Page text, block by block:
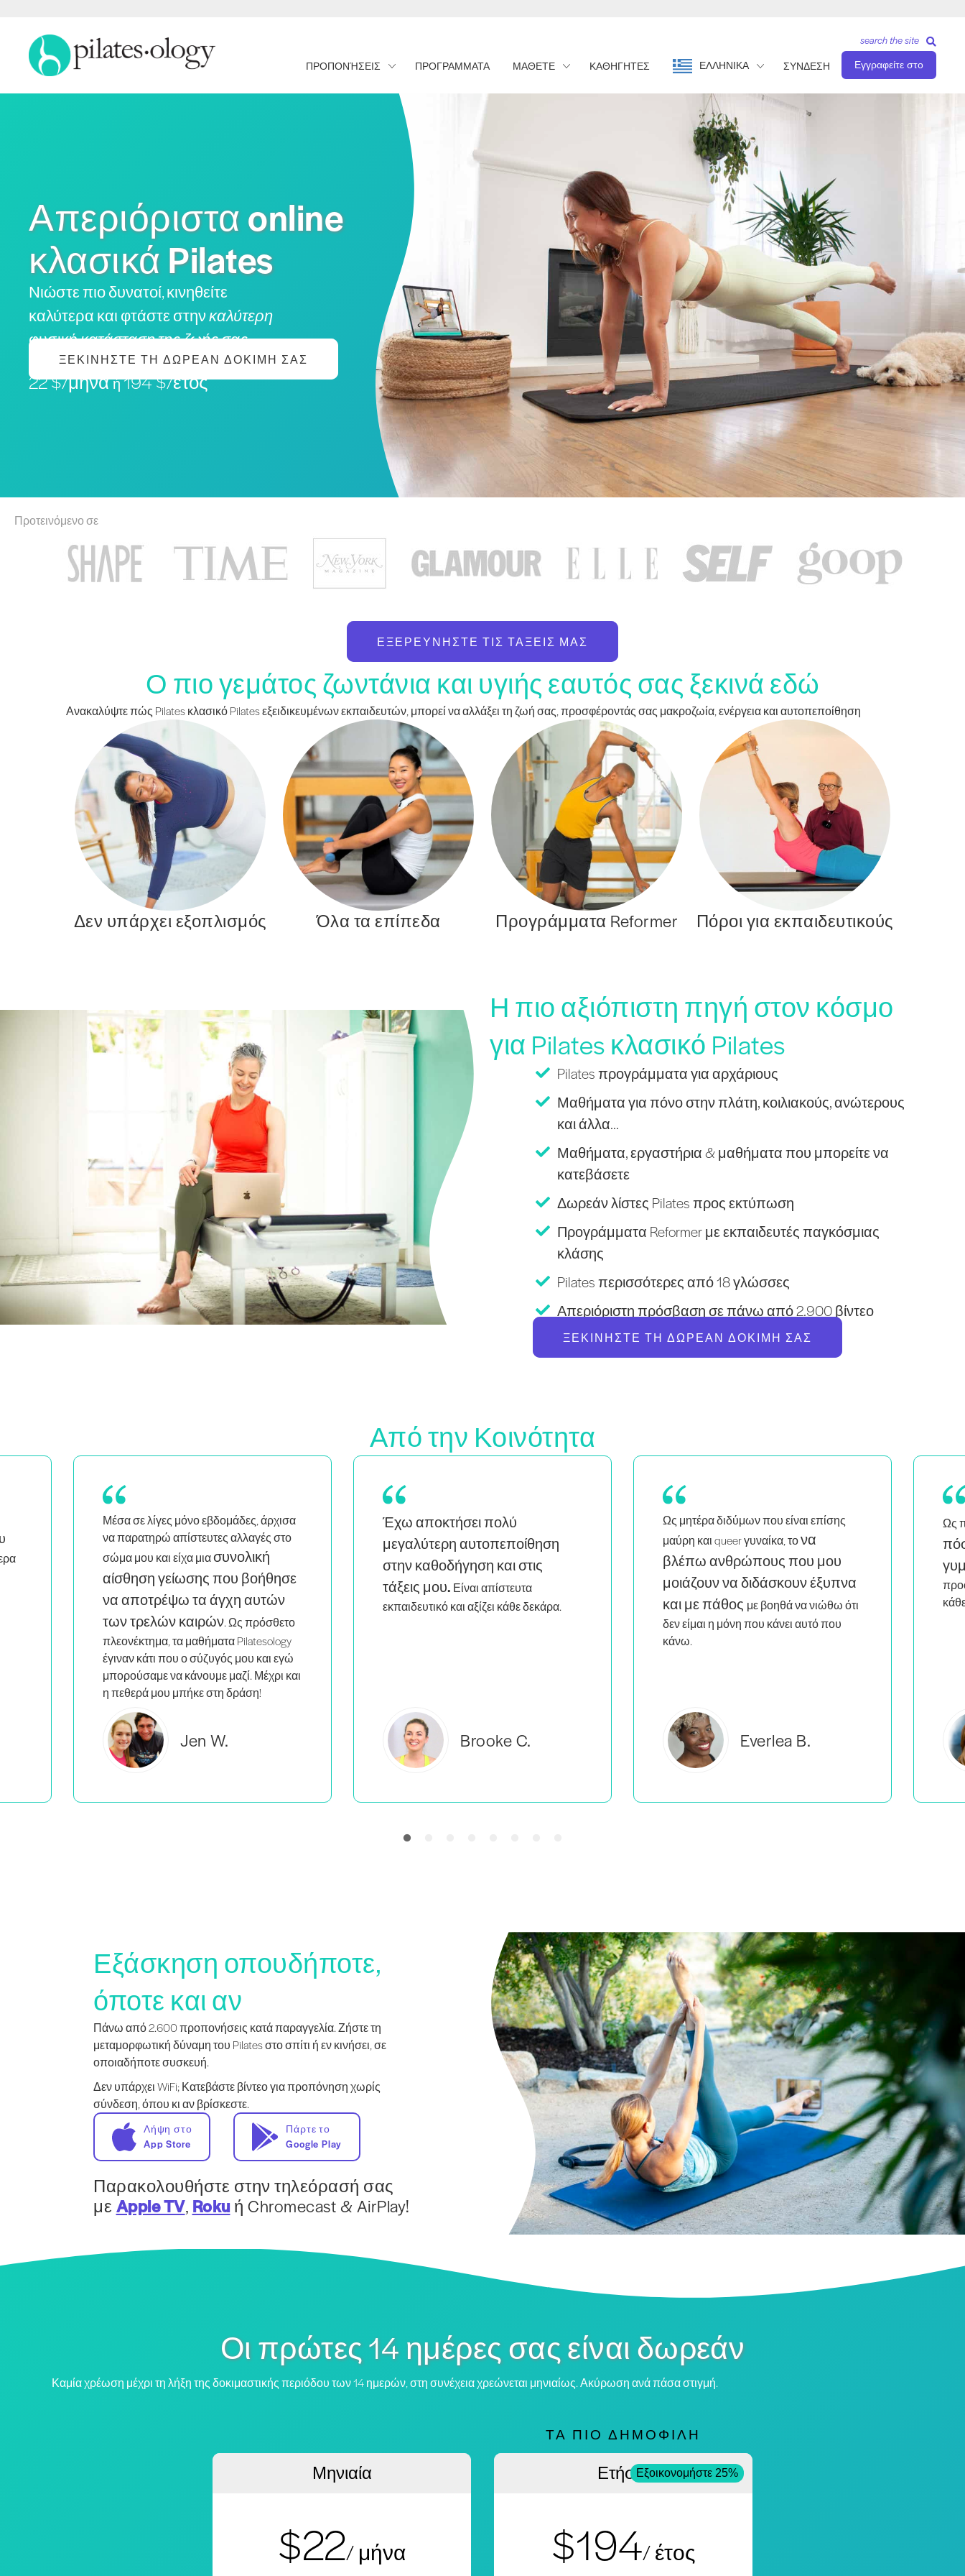
ΠΡΟΠΟΝΉΣΕΙΣ ΠΡΟΓΡΑΜΜΑΤΑ ΜΑΘΕΤΕ ΚΑΘΗΓΗΤΕΣ ΕΛΛΗΝΙΚΆ ΣΥΝΔΕΣΗ Εγγραφείτε στο
search the site
Απεριόριστα online
κλασικά Pilates
Νιώστε πιο δυνατοί, κινηθείτε
καλύτερα και φτάστε στηνκαλύτερη
φυσικήκατάσταση της ζωής σας
ΞΕΚΙΝΉΣΤΕ ΤΗ ΔΩΡΕΆΝ ΔΟΚΙΜΉ ΣΑΣ
22 $/μήναή194 $/έτος
Προτεινόμενο σε
ΕΞΕΡΕΥΝΉΣΤΕ ΤΙΣ ΤΆΞΕΙΣ ΜΑΣ
Ο πιο γεμάτος ζωντάνια και υγιής εαυτός σας ξεκινά εδώ
Ανακαλύψτε πώς Pilates κλασικό Pilates εξειδικευμένων εκπαιδευτών, μπορεί να αλλάξει τη ζωή σας, προσφέροντάς σας μακροζωία, ενέργεια και αυτοπεποίθηση
Δεν υπάρχει εξοπλισμός Όλα τα επίπεδα Προγράμματα Reformer Πόροι για εκπαιδευτικούς
Η πιο αξιόπιστη πηγή στον κόσμο
για Pilates κλασικό Pilates
Pilates προγράμματα για αρχάριους
Μαθήματα για πόνο στην πλάτη, κοιλιακούς, ανώτερους
και άλλα...
Μαθήματα, εργαστήρια & μαθήματα που μπορείτε να
κατεβάσετε
Δωρεάν λίστες Pilates προς εκτύπωση
Προγράμματα Reformer με εκπαιδευτές παγκόσμιας
κλάσης
Pilates περισσότερες από 18 γλώσσες
Απεριόριστη πρόσβαση σε πάνω από 2.900 βίντεο
ΞΕΚΙΝΉΣΤΕ ΤΗ ΔΩΡΕΆΝ ΔΟΚΙΜΉ ΣΑΣ
Από την Κοινότητα
Έχω αποκτήσει πολύ
μεγαλύτερη αυτοπεποίθηση
στην καθοδήγηση και στις
τάξεις μου.Είναι απίστευτα
εκπαιδευτικό και αξίζει κάθε δεκάρα.
Brooke C.
Ως μητέρα διδύμων που είναι επίσης
μαύρη και queer γυναίκα, τονα
βλέπω ανθρώπους που μου
μοιάζουν να διδάσκουν έξυπνα
και με πάθοςμε βοηθά να νιώθω ότι
Everlea B.
Ως πολυάσχολη μαμά,μου αρέσει
πόσο εύκολο είναι να
γυμνάζεσαι στο σπίτι. Οι
προόδους με κάνουν να επιστρέφω
κάθε μέρα!
Estelle S.
Εξάσκηση οπουδήποτε,
όποτε και αν
Πάνω από 2.600 προπονήσεις κατά παραγγελία. Ζήστε τη
μεταμορφωτική δύναμη του Pilates στο σπίτι ή εν κινήσει, σε
οποιαδήποτε συσκευή.
Δεν υπάρχει WiFi; Κατεβάστε βίντεο για προπόνηση χωρίς
σύνδεση, όπου κι αν βρίσκεστε.
Λήψη στο
App Store
Πάρτε το
Google Play
Παρακολουθήστε στην τηλεόρασή σας
με Apple TV, Roku ή Chromecast & AirPlay!
Οι πρώτες 14 ημέρες σας είναι δωρεάν
Καμία χρέωση μέχρι τη λήξη της δοκιμαστικής περιόδου των 14 ημερών, στη συνέχεια χρεώνεται μηνιαίως. Ακύρωση ανά πάσα στιγμή.
Μηνιαία
$22/ μήνα
ΤΑ ΠΙΟ ΔΗΜΟΦΙΛΉ
ΕτήσιαΕξοικονομήστε 25%
$194/ έτος